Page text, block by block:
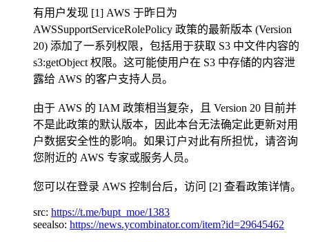
有用户发现 [1] AWS 于昨日为
AWSSupportServiceRolePolicy 政策的最新版本 (Version
20) 添加了一系列权限，包括用于获取 S3 中文件内容的
s3:getObject 权限。这可能使用户在 S3 中存储的内容泄
露给 AWS 的客户支持人员。
由于 AWS 的 IAM 政策相当复杂，且 Version 20 目前并
不是此政策的默认版本，因此本台无法确定此更新对用
户数据安全性的影响。如果订户对此有所担忧，请咨询
您附近的 AWS 专家或服务人员。
您可以在登录 AWS 控制台后，访问 [2] 查看政策详情。
src: https://t.me/bupt_moe/1383
seealso: https://news.ycombinator.com/item?id=29645462